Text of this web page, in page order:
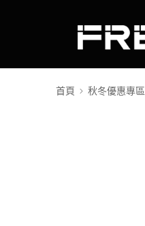
首頁 秋冬優惠專區